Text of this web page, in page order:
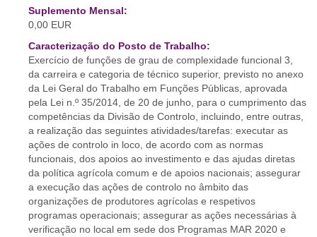
Suplemento Mensal:
0,00 EUR
Caracterização do Posto de Trabalho:
Exercício de funções de grau de complexidade funcional 3,
da carreira e categoria de técnico superior, previsto no anexo
da Lei Geral do Trabalho em Funções Públicas, aprovada
pela Lei n.º 35/2014, de 20 de junho, para o cumprimento das
competências da Divisão de Controlo, incluindo, entre outras,
a realização das seguintes atividades/tarefas: executar as
ações de controlo in loco, de acordo com as normas
funcionais, dos apoios ao investimento e das ajudas diretas
da política agrícola comum e de apoios nacionais; assegurar
a execução das ações de controlo no âmbito das
organizações de produtores agrícolas e respetivos
programas operacionais; assegurar as ações necessárias à
verificação no local em sede dos Programas MAR 2020 e